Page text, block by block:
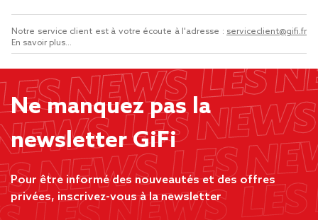
Notre service client est à votre écoute à l'adresse : serviceclient@gifi.fr
En savoir plus...
Ne manquez pas la
newsletter GiFi
Pour être informé des nouveautés et des offres
privées, inscrivez-vous à la newsletter